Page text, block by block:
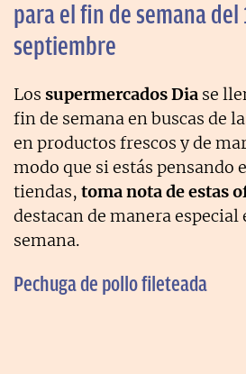
para el fin de semana del
septiembre
Los supermercados Dia se
fin de semana en buscas de
en productos frescos y de
modo que si estás pensando
tiendas, toma nota de estas
destacan de manera especial
semana.
Pechuga de pollo fileteada